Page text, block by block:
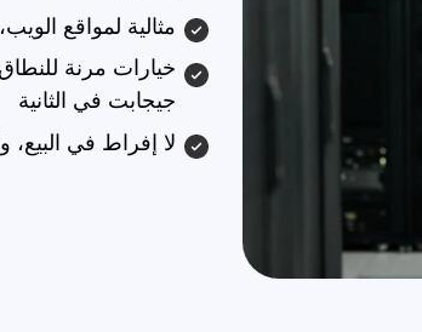
مثالية لمواقع
جيجابت في الثانية
لا إفراط في